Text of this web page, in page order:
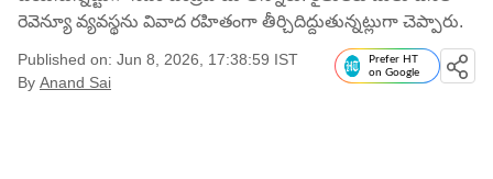
రెవెన్యూ వ్యవస్థను వివాద రహితంగా తీర్చిదిద్దుతున్నట్లుగా చెప్పారు.
Published on: Jun 8, 2026, 17:38:59 IST
By Anand Sai
Prefer HT
on Google